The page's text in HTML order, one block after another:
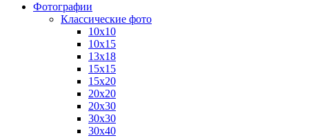
Фотографии
Классические фото
10х10
10х15
13х18
15х15
15х20
20х20
20х30
30х30
30х40